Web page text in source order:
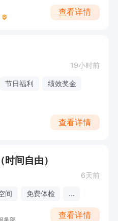
查看详情
19小时前
节日福利
绩效奖金
查看详情
间自由）
6天前
间 免费体检 ...
查看详情